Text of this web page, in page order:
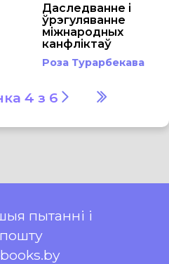
Даследванне і
ўрэгуляванне
міжнародных
канфліктаў
Роза Турарбекава
4 з 6
пытанні і